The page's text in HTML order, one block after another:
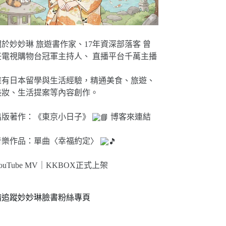
妙妙琳 旅遊書作家、17年資深部落客 曾
電視購物台冠軍主持人、 直播平台千萬主播
日本留學與生活經驗，精通美食、旅遊、
、生活提案等內容創作。
著作：《東京小日子》 博客來連結
作品：單曲〈幸福約定〉
MV｜KKBOX正式上架
追蹤妙妙琳臉書粉絲專頁